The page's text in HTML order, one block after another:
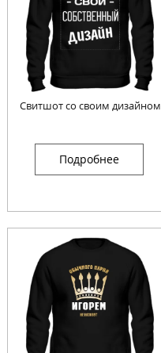
Свитшот со своим дизайном
Подробнее